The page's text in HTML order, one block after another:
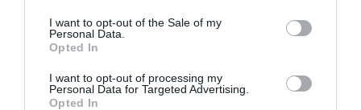
I want to opt-out of the Sale of my
Personal Data.
Opted In
I want to opt-out of processing my
Personal Data for Targeted Advertising.
Opted In